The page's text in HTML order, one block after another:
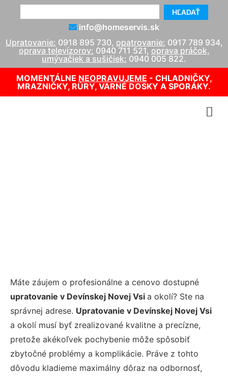
HĽADAŤ
info@homeservis.sk
Upratovanie: 0918 895 730, opatrovanie: 0917 789 934,
oprava televízorov: 0940 711 521, oprava práčok,
umývačiek a sušičiek: 0940 005 822.
MOMENTÁLNE NEOPRAVUJEME - CHLADNIČKY,
MRAZNIČKY, RÚRY, VARNÉ DOSKY A SPORÁKY.
Máte záujem o profesionálne a cenovo dostupné
upratovanie v Devínskej Novej Vsi a okolí? Ste na
správnej adrese. Upratovanie v Devínskej Novej Vsi
a okolí musí byť zrealizované kvalitne a precízne,
pretože akékoľvek pochybenie môže spôsobiť
zbytočné problémy a komplikácie. Práve z tohto
dôvodu kladieme maximálny dôraz na odbornosť,